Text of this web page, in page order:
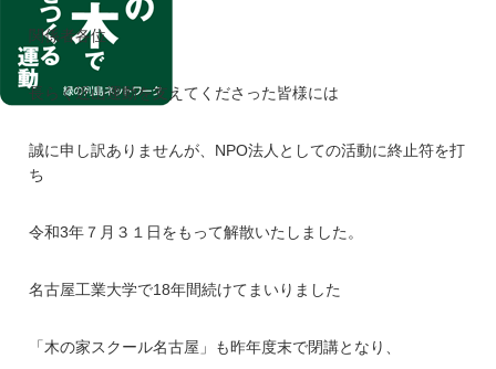
関係者各位
長らく近山運動を支えてくださった皆様には
誠に申し訳ありませんが、NPO法人としての活動に終止符を打
ち
令和3年７月３１日をもって解散いたしました。
名古屋工業大学で18年間続けてまいりました
「木の家スクール名古屋」も昨年度末で閉講となり、